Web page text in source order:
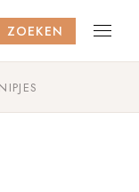
ZOEKEN